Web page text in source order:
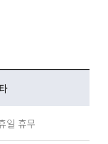
일 휴무